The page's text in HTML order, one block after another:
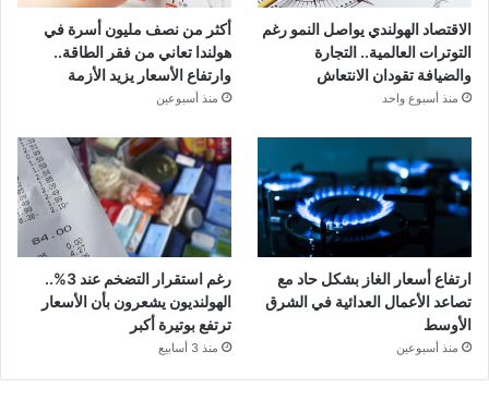
الاقتصاد الهولندي يواصل النمو رغم
التوترات العالمية.. التجارة
والضيافة تقودان الانتعاش
منذ أسبوع واحد
أكثر من نصف مليون أسرة في
هولندا تعاني من فقر الطاقة..
وارتفاع الأسعار يزيد الأزمة
منذ أسبوعين
ارتفاع أسعار الغاز بشكل حاد مع
تصاعد الأعمال العدائية في الشرق
الأوسط
منذ أسبوعين
رغم استقرار التضخم عند 3%..
الهولنديون يشعرون بأن الأسعار
ترتفع بوتيرة أكبر
منذ 3 أسابيع